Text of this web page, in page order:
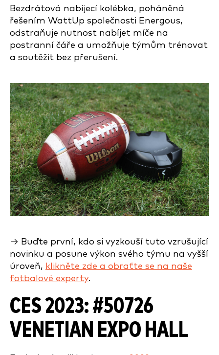
Bezdrátová nabíjecí kolébka, poháněná
řešením WattUp společnosti Energous,
odstraňuje nutnost nabíjet míče na
postranní čáře a umožňuje týmům trénovat
a soutěžit bez přerušení.
→ Buďte první, kdo si vyzkouší tuto vzrušující
novinku a posune výkon svého týmu na vyšší
úroveň, klikněte zde a obraťte se na naše
fotbalové experty.
CES 2023:#50726
VENETIAN EXPO HALL